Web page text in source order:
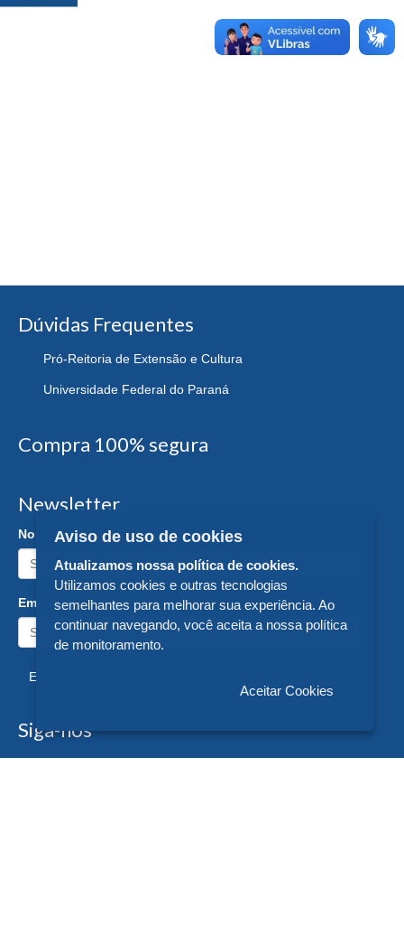
Dúvidas Frequentes
Pró-Reitoria de Extensão e Cultura
Universidade Federal do Paraná
Compra 100% segura
Newsletter
Nome:
Email:
Enviar
Siga-nos
Aviso de uso de cookies
Atualizamos nossa política de cookies.
Utilizamos cookies e outras tecnologias
semelhantes para melhorar sua experiência. Ao
continuar navegando, você aceita a nossa política
de monitoramento.
Aceitar Cookies